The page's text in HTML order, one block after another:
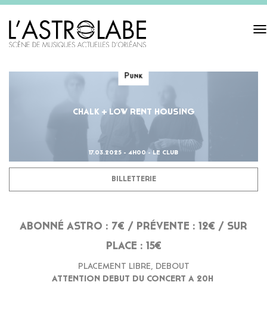
Punk
CHALK + LOW RENT HOUSING
17.03.2025 - 4H00 - LE CLUB
BILLETTERIE
ABONNÉ ASTRO : 7€ / PRÉVENTE : 12€ / SUR
PLACE : 15€
PLACEMENT LIBRE, DEBOUT
ATTENTION DEBUT DU CONCERT A 20H